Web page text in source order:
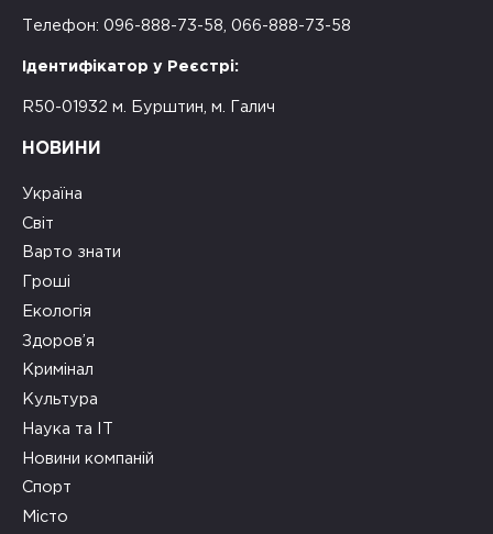
Телефон: 096-888-73-58, 066-888-73-58
Ідентифікатор у Реєстрі:
R50-01932 м. Бурштин, м. Галич
НОВИНИ
Україна
Світ
Варто знати
Гроші
Екологія
Здоров’я
Кримінал
Культура
Наука та ІТ
Новини компаній
Спорт
Місто